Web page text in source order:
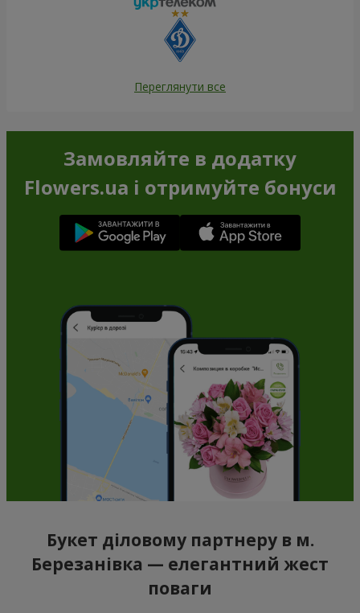
Переглянути все
Замовляйте в додатку
Flowers.ua і отримуйте бонуси
Букет діловому партнеру в м.
Березанівка — елегантний жест
поваги